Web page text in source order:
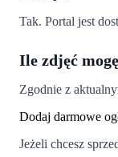
Tak. Portal jest
Ile zdjęć
Zgodnie z
Dodaj darmowe
Jeżeli chcesz